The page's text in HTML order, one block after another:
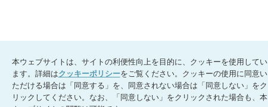
本ウェブサイトは、サイトの利便性向上を目的に、クッキーを使用してい
ます。詳細はクッキーポリシーをご覧ください。クッキーの使用に同意い
ただける場合は「同意する」を、同意されない場合は「同意しない」をク
リックしてください。なお、「同意しない」をクリックされた場合も、本